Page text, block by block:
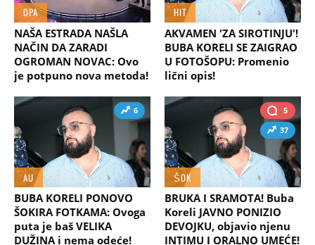
OPA
NAŠA ESTRADA NAŠLA
NAČIN DA ZARADI
OGROMAN NOVAC: Ovo
je potpuno nova metoda!
HIT
AKVAMEN 'ZA SIROTINJU'!
BUBA KORELI SE ZAIGRAO
U FOTOŠOPU: Promenio
lični opis!
6
AU
BUBA KORELI PONOVO
ŠOKIRA FOTKAMA: Ovoga
puta je baš VELIKA
DUŽINA i nema odeće!
5
37
ŠOK
BRUKA I SRAMOTA! Buba
Koreli JAVNO PONIZIO
DEVOJKU, objavio njenu
INTIMU I ORALNO UMEĆE!